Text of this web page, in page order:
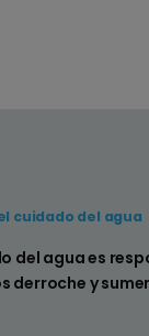
pérdidas en
cuidado del agua
del agua es
derroche y